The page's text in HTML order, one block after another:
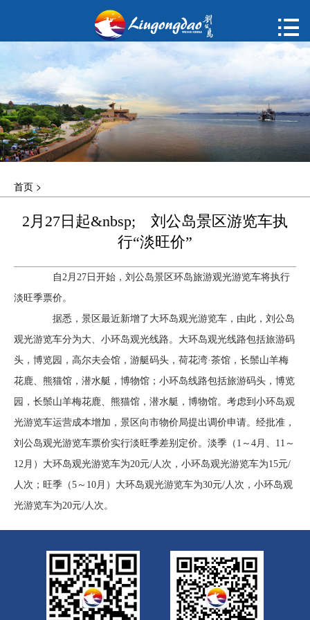
概况
动态
指南
建议
한국어

首页 >
2月27日起&nbsp; 刘公岛景区游览车执
行“淡旺价”
自2月27日开始，刘公岛景区环岛旅游观光游览车将执行
淡旺季票价。
据悉，景区最近新增了大环岛观光游览车，由此，刘公岛
观光游览车分为大、小环岛观光线路。大环岛观光线路包括旅游码
头，博览园，高尔夫会馆，游艇码头，荷花湾·茶馆，长鬃山羊梅
花鹿、熊猫馆，潜水艇，博物馆；小环岛线路包括旅游码头，博览
园，长鬃山羊梅花鹿、熊猫馆，潜水艇，博物馆。考虑到小环岛观
光游览车运营成本增加，景区向市物价局提出调价申请。经批准，
刘公岛观光游览车票价实行淡旺季差别定价。淡季（1～4月、11～
12月）大环岛观光游览车为20元/人次，小环岛观光游览车为15元/
人次；旺季（5～10月）大环岛观光游览车为30元/人次，小环岛观
光游览车为20元/人次。